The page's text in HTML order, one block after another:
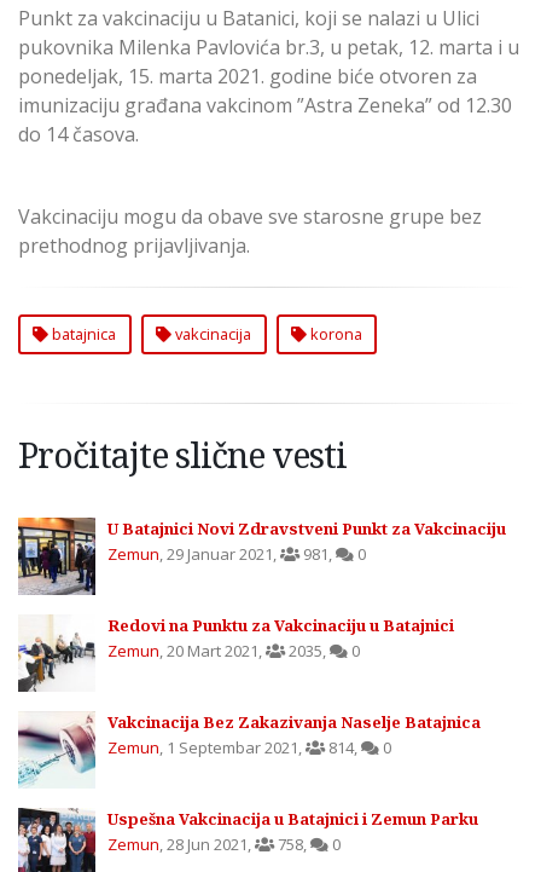
Punkt za vakcinaciju u Batanici, koji se nalazi u Ulici
pukovnika Milenka Pavlovića br.3, u petak, 12. marta i u
ponedeljak, 15. marta 2021. godine biće otvoren za
imunizaciju građana vakcinom ”Astra Zeneka” od 12.30
do 14 časova.
Vakcinaciju mogu da obave sve starosne grupe bez
prethodnog prijavljivanja.
batajnica vakcinacija korona
Pročitajte slične vesti
U Batajnici Novi Zdravstveni Punkt za Vakcinaciju
Zemun,29 Januar 2021, 981, 0
Redovi na Punktu za Vakcinaciju u Batajnici
Zemun,20 Mart 2021, 2035, 0
Vakcinacija Bez Zakazivanja Naselje Batajnica
Zemun, 1 Septembar 2021, 814, 0
Uspešna Vakcinacija u Batajnici i Zemun Parku
Zemun,28 Jun 2021, 758, 0